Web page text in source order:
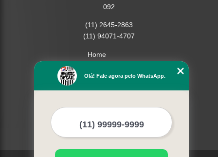
092
(11) 2645-2863
(11) 94071-4707
Home
Missão
Mapa do site
Mais Serviços
Olá! Fale agora pelo WhatsApp.